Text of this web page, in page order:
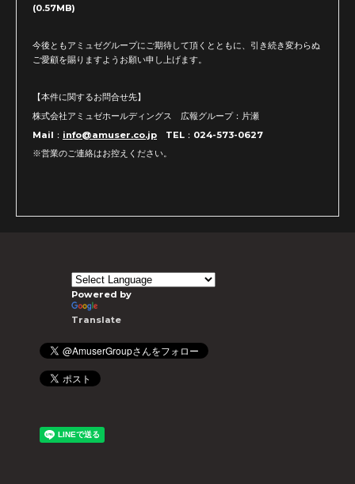
(0.57MB)
今後ともアミュゼグループにご期待して頂くとともに、 引き続き変わらぬ
ご愛顧を賜りますようお願い申し上げます。
【本件に関するお問合せ先】
株式会社アミュゼホールディングス 広報グループ：片瀬
Mail： info@amuser.co.jp TEL：024-573-0627
※営業のご連絡はお控えください。
Powered by
Translate